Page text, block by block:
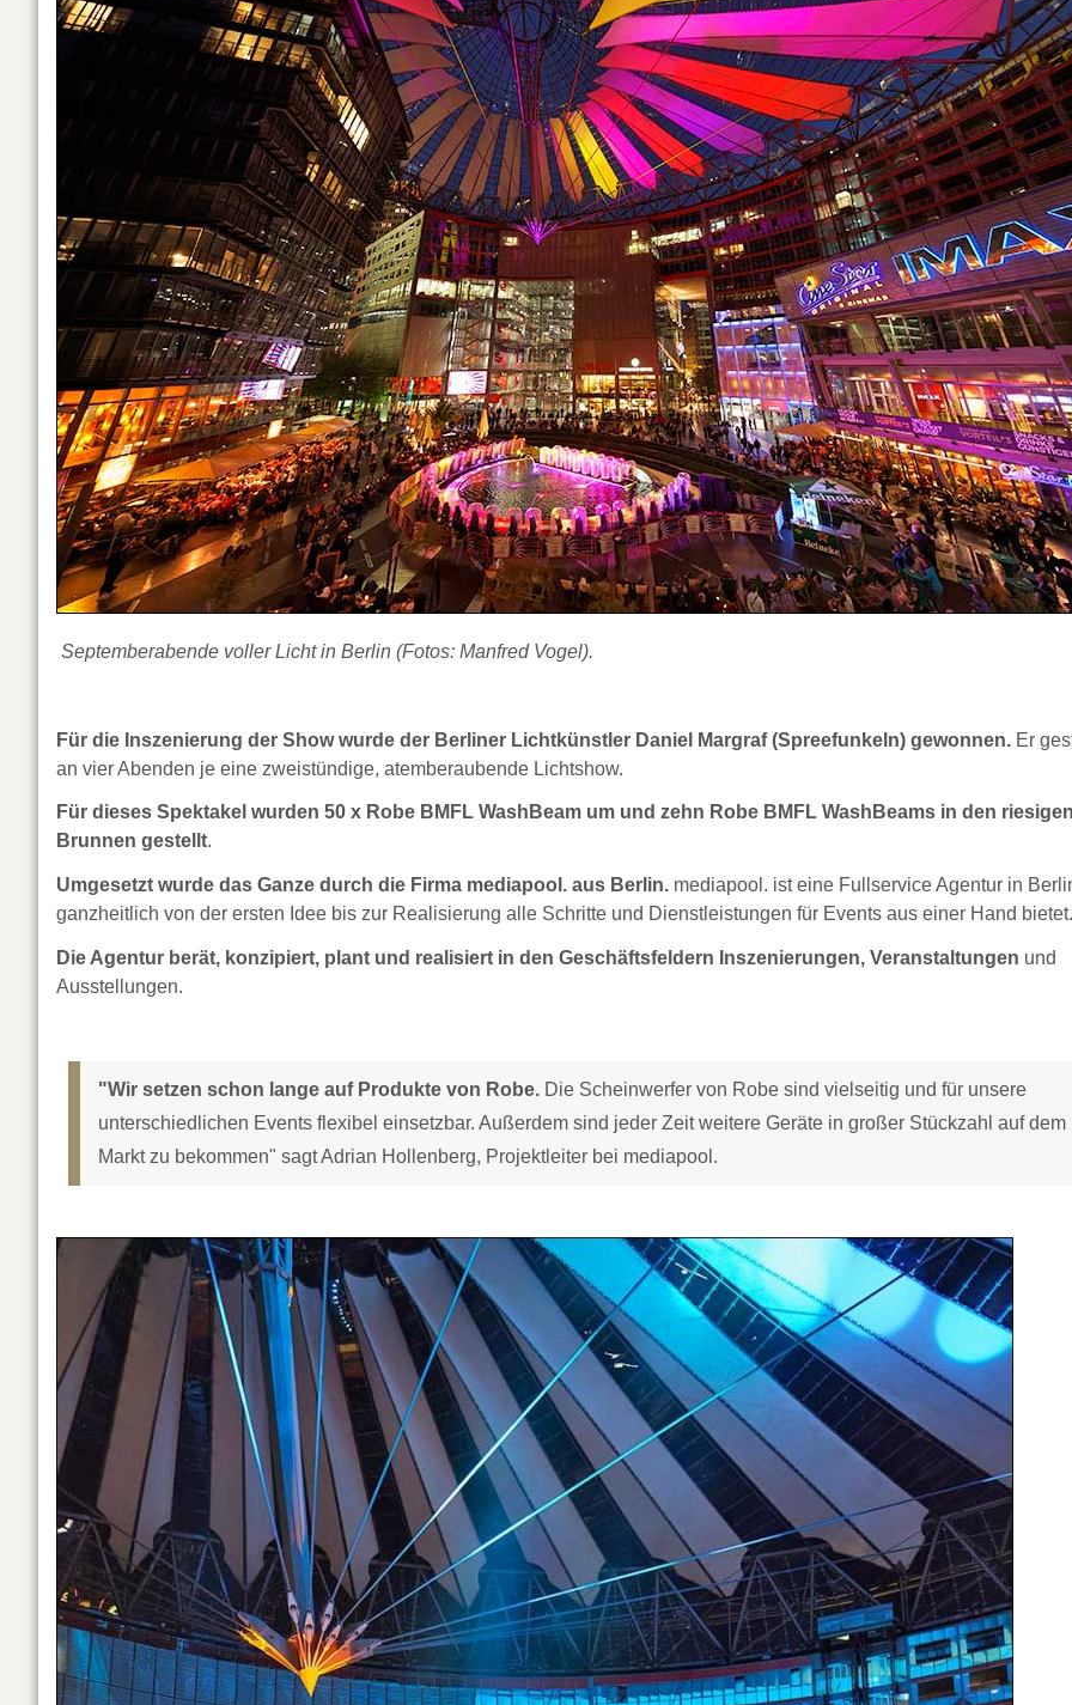
Septemberabende voller Licht in Berlin (Fotos: Manfred Vogel).
Für die Inszenierung der Show wurde der Berliner Lichtkünstler Daniel Margraf (Spreefunkeln) gewonnen. Er
an vier Abenden je eine zweistündige, atemberaubende Lichtshow.
Für dieses Spektakel wurden 50 x Robe BMFL WashBeam um und zehn Robe BMFL WashBeams in den riesigen
Brunnen gestellt.
Umgesetzt wurde das Ganze durch die Firma mediapool. aus Berlin. mediapool. ist eine Fullservice Agentur in
ganzheitlich von der ersten Idee bis zur Realisierung alle Schritte und Dienstleistungen für Events aus einer Hand bietet.
Die Agentur berät, konzipiert, plant und realisiert in den Geschäftsfeldern Inszenierungen, Veranstaltungen und
Ausstellungen.
"Wir setzen schon lange auf Produkte von Robe. Die Scheinwerfer von Robe sind vielseitig und für unsere
unterschiedlichen Events flexibel einsetzbar. Außerdem sind jeder Zeit weitere Geräte in großer Stückzahl auf dem
Markt zu bekommen" sagt Adrian Hollenberg, Projektleiter bei mediapool.